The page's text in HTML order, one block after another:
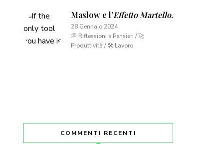
Maslow e l’Effetto Martello.
28 Gennaio 2024
💭 Riflessioni e Pensieri / 🚀
Produttività / 🛠 Lavoro
COMMENTI RECENTI